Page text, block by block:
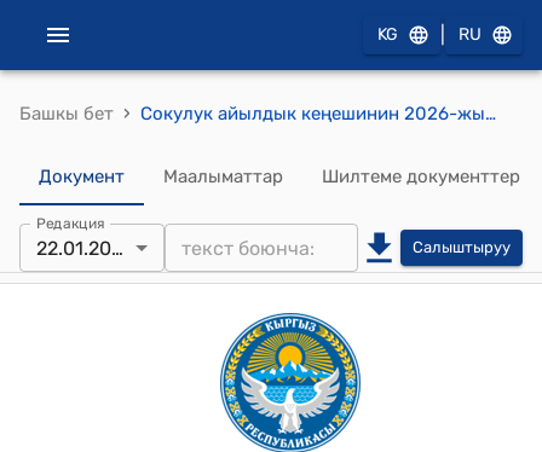
KG RU
Башкы бет › Сокулук айылдык кеңешинин 2026-жылдын “22” январы № 01 "2026-2028-жылдарга карата Сокулук айыл аймагынын социалдык-экономикалык өнүктүрүү программасын бекитүү жөнүндө" токтому
Документ Маалыматтар Шилтеме документтер
Редакция
22.01.2026 Салыштыруу